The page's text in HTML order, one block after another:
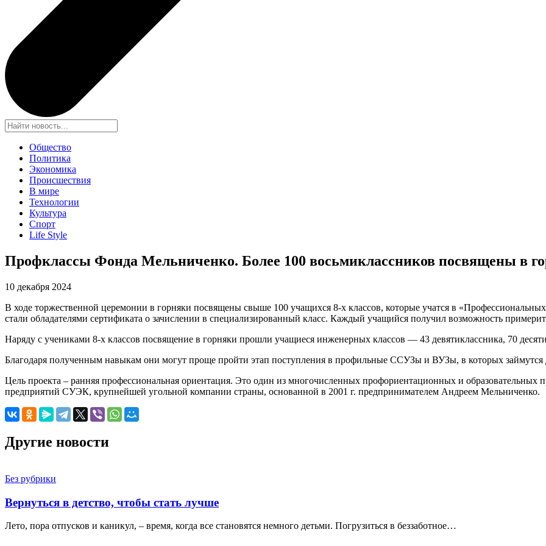
Общество
Политика
Экономика
Происшествия
В мире
Технологии
Культура
Спорт
Life Style
Профклассы Фонда Мельниченко. Более 100 восьмиклассников посвящены в
10 декабря 2024
В ходе торжественной церемонии в горняки посвящены свыше 100 учащихся 8-х классов, которые учатся в
стали обладателями сертификата о зачислении в специализированный класс. Каждый учащийся получил возможность
Наряду с учениками 8-х классов посвящение в горняки прошли учащиеся инженерных классов — 43 девятиклассника, 70
Благодаря полученным навыкам они могут проще пройти этап поступления в профильные ССУЗы и ВУЗы, в которых
Цель проекта – ранняя профессиональная ориентация. Это один из многочисленных профориентационных и образовательных
предприятий СУЭК, крупнейшей угольной компании страны, основанной в 2001 г. предпринимателем Андреем Мельниченко.
Другие новости
Без рубрики
Вернуться в детство, чтобы стать лучше
Лето, пора отпусков и каникул, – время, когда все становятся немного детьми. Погрузиться в беззаботное…